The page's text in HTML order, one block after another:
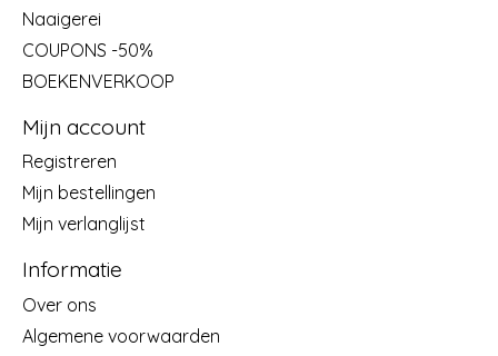
Naaigerei
COUPONS -50%
BOEKENVERKOOP
Mijn account
Registreren
Mijn bestellingen
Mijn verlanglijst
Informatie
Over ons
Algemene voorwaarden